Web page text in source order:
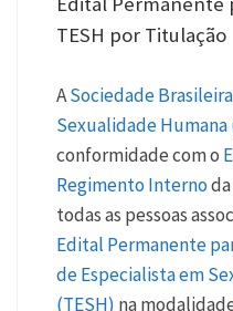
TESH por Titulação
ASociedade
Sexualidade Humana
conformidade com o
Regimento Interno
todas as pessoas
Edital Permanente
de Especialista em
(TESH) na